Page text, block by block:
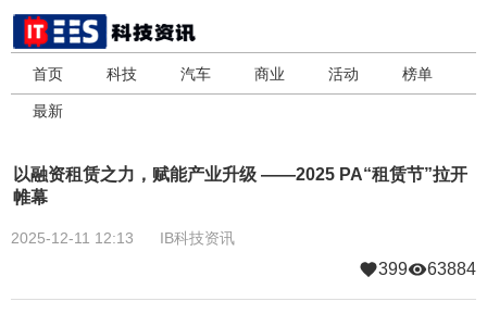
首页 科技 汽车 商业 活动 榜单
最新
以融资租赁之力，赋能产业升级 ——2025 PA“租赁节”拉开
帷幕
2025-12-11 12:13 IB科技资讯
399 63884